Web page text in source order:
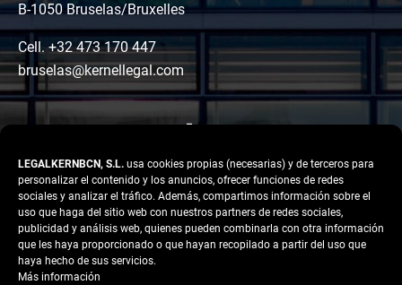
LEGALKERNBCN, S.L. usa cookies propias (necesarias) y de terceros para
personalizar el contenido y los anuncios, ofrecer funciones de redes
sociales y analizar el tráfico. Además, compartimos información sobre el
uso que haga del sitio web con nuestros partners de redes sociales,
publicidad y análisis web, quienes pueden combinarla con otra información
que les haya proporcionado o que hayan recopilado a partir del uso que
haya hecho de sus servicios.
Más información
B-1050 Bruselas/Bruxelles
Cell. +32 473 170 447
bruselas@kernellegal.com
LinkedIn
Instagram
Facebook
Copyright © 2026 Kernel